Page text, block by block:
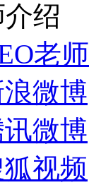
绍
老师
微博
微博
视频